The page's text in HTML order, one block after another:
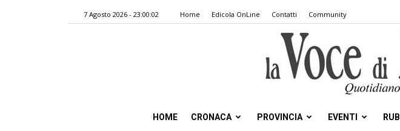
7 Agosto 2026 - 23:00:02 Home Edicola OnLine Contatti Community
HOME CRONACA PROVINCIA EVENTI